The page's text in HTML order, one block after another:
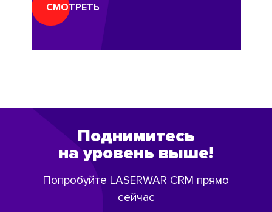
СМОТРЕТЬ
Поднимитесь
на уровень выше!
Попробуйте LASERWAR CRM прямо
сейчас